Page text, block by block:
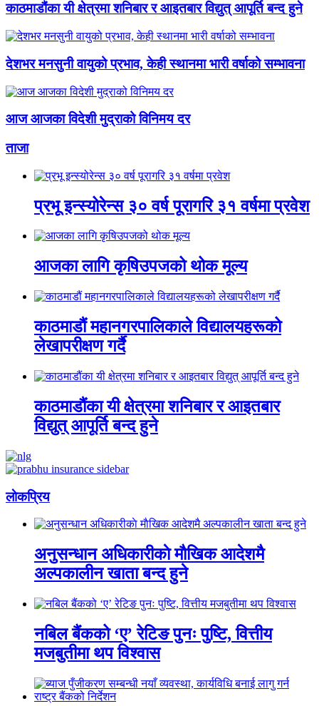
काठमाडौंका यी क्षेत्रमा शनिबार र आइतबार विद्युत् आपूर्ति बन्द हुने
देशभर मनसुनी वायुको प्रभाव, केही स्थानमा भारी वर्षाको सम्भावना
आज आजका विदेशी मुद्राको विनिमय दर
ताजा
प्रभू इन्स्योरेन्स ३० वर्ष पूरागरि ३१ वर्षमा प्रवेश
आजका लागि कृषिउपजको थोक मूल्य
काठमाडौं महानगरपालिकाले विद्यालयहरूको
लेखापरीक्षण गर्दै
काठमाडौंका यी क्षेत्रमा शनिबार र आइतबार
विद्युत् आपूर्ति बन्द हुने
लाेकप्रिय
अनुसन्धान अधिकारीकाे माैखिक आदेशमै
अल्पकालीन खाता बन्द हुने
नबिल बैंकको ‘ए’ रेटिङ पुनः पुष्टि, वित्तीय
मजबुतीमा थप विश्वास